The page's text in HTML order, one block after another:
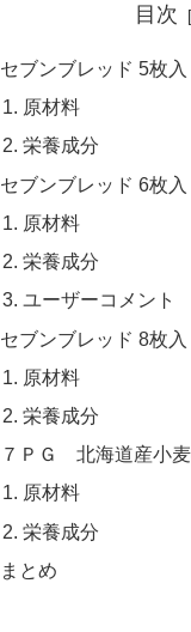
目次
セブンブレッド 5枚入
原材料
栄養成分
セブンブレッド 6枚入
原材料
栄養成分
ユーザーコメント
セブンブレッド 8枚入
原材料
栄養成分
７ＰＧ 北海道産小
原材料
栄養成分
まとめ